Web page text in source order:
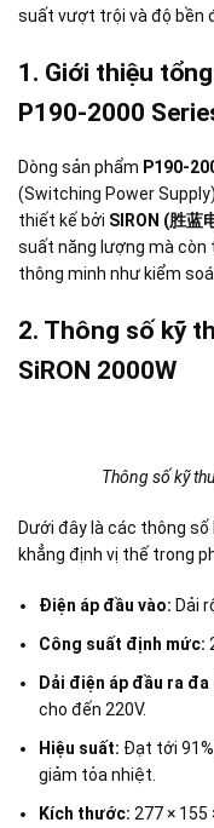
suất vượt trội và độ bền
1. Giới thiệu
P190-2000
Dòng sản phẩm P190-
(Switching Power
thiết kế bởi SIRON (胜蓝
suất năng lượng mà còn
thông minh như kiểm
2. Thông số kỹ
SiRON 2000W
Thông số kỹ
Dưới đây là các thông
khẳng định vị thế trong
Điện áp đầu vào: Dải
Công suất định mức:
Dải điện áp đầu ra đa
cho đến 220V.
Hiệu suất: Đạt tới
giảm tỏa nhiệt.
Kích thước: 277 × 155